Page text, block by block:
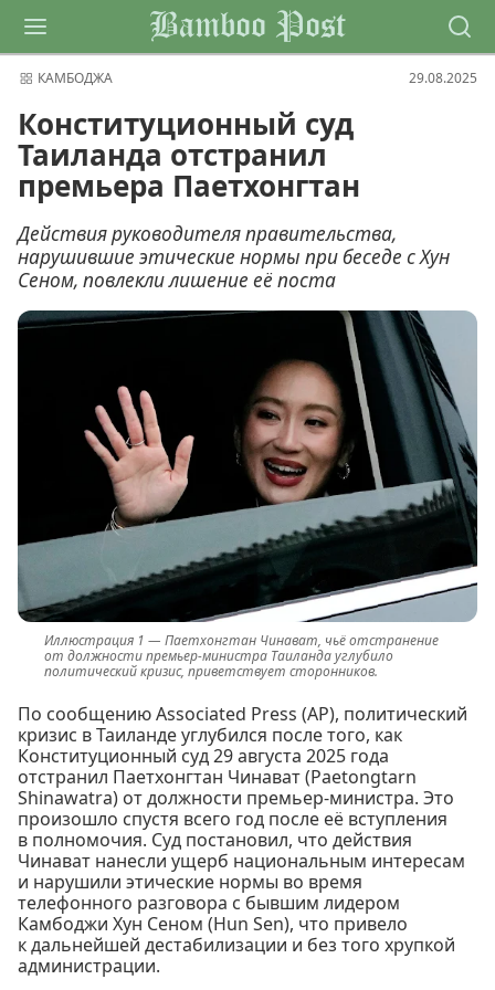
Bamboo Post
КАМБОДЖА 29.08.2025
Конституционный суд
Таиланда отстранил
премьера Паетхонгтан
Действия руководителя правительства,
нарушившие этические нормы при беседе с Хун
Сеном, повлекли лишение её поста
Паетхонгтан Чинават, чьё отстранение
от должности премьер-министра Таиланда углубило
политический кризис, приветствует сторонников.
По сообщению Associated Press (AP), политический
кризис в Таиланде углубился после того, как
Конституционный суд 29 августа 2025 года
отстранил Паетхонгтан Чинават (Paetongtarn
Shinawatra) от должности премьер-министра. Это
произошло спустя всего год после её вступления
в полномочия. Суд постановил, что действия
Чинават нанесли ущерб национальным интересам
и нарушили этические нормы во время
телефонного разговора с бывшим лидером
Камбоджи Хун Сеном (Hun Sen), что привело
к дальнейшей дестабилизации и без того хрупкой
администрации.